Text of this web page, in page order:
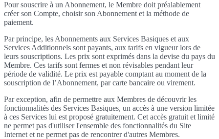
Pour souscrire à un Abonnement, le Membre doit préalablement
créer son Compte, choisir son Abonnement et la méthode de
paiement.
Par principe, les Abonnements aux Services Basiques et aux
Services Additionnels sont payants, aux tarifs en vigueur lors de
leurs souscriptions. Les prix sont exprimés dans la devise du pays du
Membre. Ces tarifs sont fermes et non révisables pendant leur
période de validité. Le prix est payable comptant au moment de la
souscription de l’Abonnement, par carte bancaire ou virement.
Par exception, afin de permettre aux Membres de découvrir les
fonctionnalités des Services Basiques, un accès à une version limitée
à ces Services lui est proposé gratuitement. Cet accès gratuit et limité
ne permet pas d'utiliser l'ensemble des fonctionnalités du Site
Internet et ne permet pas de rencontrer d'autres Membres.